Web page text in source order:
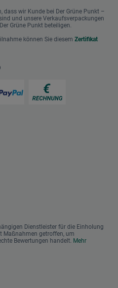
dass wir Kunde bei Der Grüne Punkt –
und unsere Verkaufsverpackungen
Grüne Punkt beteiligen.
können Sie diesem Zertifikat
Dienstleister für die Einholung
Maßnahmen getroffen, um
Bewertungen handelt. Mehr